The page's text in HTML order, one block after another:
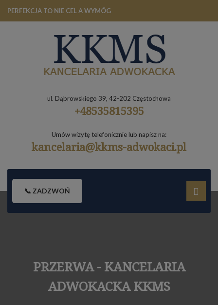
PERFEKCJA TO NIE CEL A WYMÓG
ul. Dąbrowskiego 39, 42-202 Częstochowa
+48535815395
Umów wizytę telefonicznie lub napisz na:
kancelaria@kkms-adwokaci.pl
📞 ZADZWOŃ
PRZERWA - KANCELARIA
ADWOKACKA KKMS